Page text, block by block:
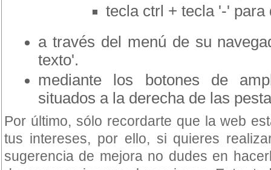
tecla ctrl + tecla '-' para
a través del menú de su
texto'.
mediante los botones de
situados a la derecha de las
Por último, sólo recordarte que la web
tus intereses, por ello, si quieres
sugerencia de mejora no dudes en